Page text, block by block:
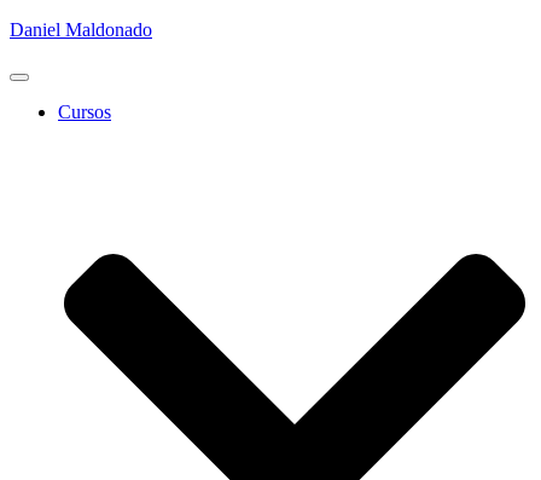
Daniel Maldonado
Cambiar
Cursos